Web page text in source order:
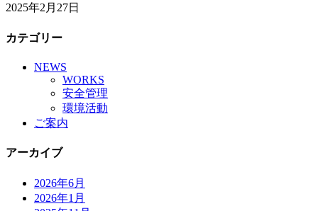
2025年2月27日
カテゴリー
NEWS
WORKS
安全管理
環境活動
ご案内
アーカイブ
2026年6月
2026年1月